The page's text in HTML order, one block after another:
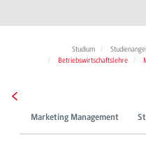
Studium
Betriebswirtschaftslehre
Marketing Management